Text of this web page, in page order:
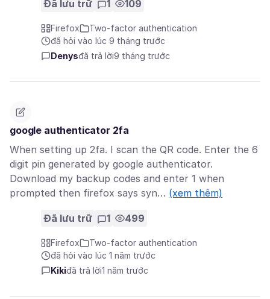
Đã lưu trữ 1 109
Firefox
Two-factor authentication
đã hỏi vào lúc 9 tháng trước
Denysđã trả lời9 tháng trước
google authenticator 2fa
When setting up 2fa. I scan the QR code. Enter the 6
digit pin generated by google authenticator.
Download my backup codes and enter 1 when
prompted then firefox says syn… (xem thêm)
Đã lưu trữ 1 499
Firefox
Two-factor authentication
đã hỏi vào lúc 1 năm trước
Kikiđã trả lời1 năm trước